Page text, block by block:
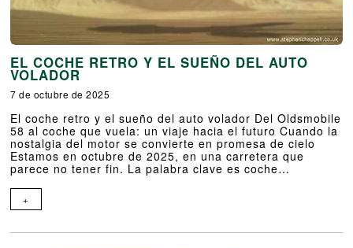
EL COCHE RETRO Y EL SUEÑO DEL AUTO
VOLADOR
7 de octubre de 2025
El coche retro y el sueño del auto volador Del Oldsmobile
58 al coche que vuela: un viaje hacia el futuro Cuando la
nostalgia del motor se convierte en promesa de cielo
Estamos en octubre de 2025, en una carretera que
parece no tener fin. La palabra clave es coche…
+